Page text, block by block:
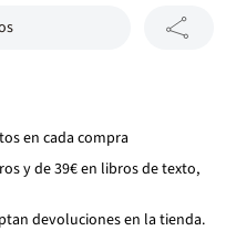
en cada compra
y de 39€ en libros de texto,
devoluciones en la tienda.